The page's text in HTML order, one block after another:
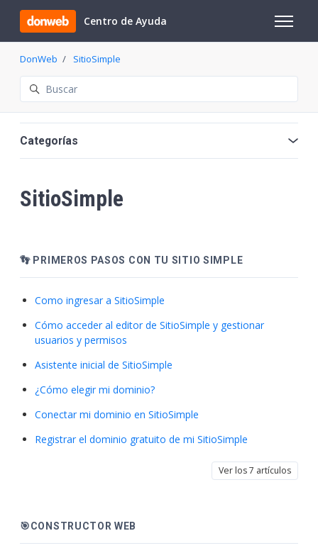
Saltar al contenido principal
Centro de Ayuda
Abrir/
DonWeb SitioSimple
Búsqueda
SitioSimple
👣 PRIMEROS PASOS CON TU SITIO SIMPLE
Como ingresar a SitioSimple
Cómo acceder al editor de SitioSimple y gestionar
usuarios y permisos
Asistente inicial de SitioSimple
¿Cómo elegir mi dominio?
Conectar mi dominio en SitioSimple
Registrar el dominio gratuito de mi SitioSimple
Ver los 7 artículos
🎯CONSTRUCTOR WEB
Categorías